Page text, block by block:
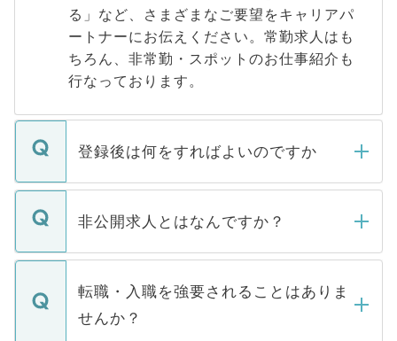
る」など、さまざまなご要望をキャリアパ
ートナーにお伝えください。常勤求人はも
ちろん、非常勤・スポットのお仕事紹介も
行なっております。
登録後は何をすればよいのですか
ご登録いただきましたら、弊社担当者がご
登録内容を確認し、その後メールもしくは
ます。通常、5営業日以内にはご連絡をせて
いただきますので、しばらくお待ちくださ
い。
非公開求人とはなんですか？
マイナビDOCTORで取り扱っている求人の
うち約3割は、Webサイトからご覧いただ
けない「非公開求人」です。非公開求人は
下記の理由によって、一般には公開してい
転職・入職を強要されることはありま
せんか？